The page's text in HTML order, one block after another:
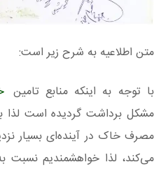
متن اطلاعیه به شرح زیر است:
با توجه به اینکه منابع تامین
مشکل برداشت گردیده است
مصرف خاک در آینده‌ای بسیار
می‌کند، لذا خواهشمندیم نسبت